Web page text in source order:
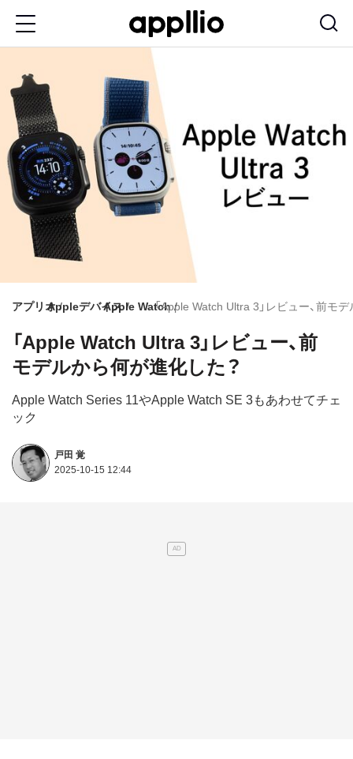
コ
ン
ツ
アプリオAppleデバイスApple Watch「Apple Watch Ultra 3」レビュー、前モ
「Apple Watch Ultra 3」レビュー、前
モデルから何が進化した？
Apple Watch Series 11やApple Watch SE 3もあわせてチェ
ック
戸田 覚
2025-10-15 12:44